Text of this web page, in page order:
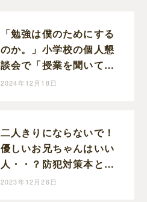
「勉強は僕のためにする
のか。」小学校の個人懇
談会で「授業を聞いてい
ません」と散々な言われ
2024年12月18日
二人きりにならないで！
優しいお兄ちゃんはいい
人・・？防犯対策本と現
実の「あぶないかも」は
2023年12月26日